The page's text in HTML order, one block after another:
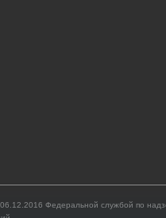
Федеральной службой по